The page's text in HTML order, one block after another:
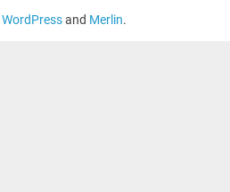
WordPressand Merlin.